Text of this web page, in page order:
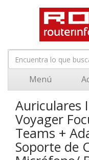
Menú
Auriculares
Voyager
Teams +
Soporte de